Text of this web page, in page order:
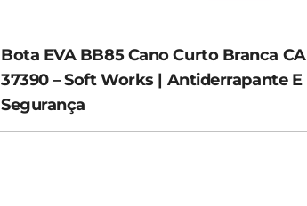
Bota EVA BB85 Cano Curto Branca CA
37390 – Soft Works | Antiderrapante E
Segurança